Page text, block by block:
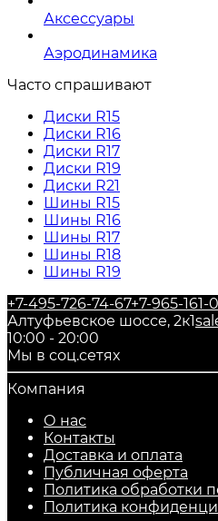
Аксессуары
Аэродинамика
Часто спрашивают
Диски R15
Диски R16
Диски R17
Диски R19
Диски R21
Шины R15
Шины R16
Шины R17
Шины R18
Шины R19
+7-495-726-74-67+7-965-161-
Алтуфьевское шоссе, 2к1
10:00 - 20:00
Мы в соц.сетях
Компания
О нас
Контакты
Доставка и оплата
Публичная оферта
Политика обработки
​Политика